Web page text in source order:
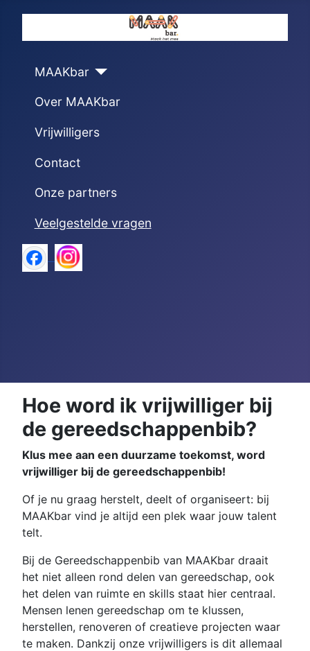
MAAKbar
Over MAAKbar
Vrijwilligers
Contact
Onze partners
Veelgestelde vragen
Hoe word ik vrijwilliger bij
de gereedschappenbib?
Klus mee aan een duurzame toekomst, word
vrijwilliger bij de gereedschappenbib!
Of je nu graag herstelt, deelt of organiseert: bij
MAAKbar vind je altijd een plek waar jouw talent
telt.
Bij de Gereedschappenbib van MAAKbar draait
het niet alleen rond delen van gereedschap, ook
het delen van ruimte en skills staat hier centraal.
Mensen lenen gereedschap om te klussen,
herstellen, renoveren of creatieve projecten waar
te maken. Dankzij onze vrijwilligers is dit allemaal